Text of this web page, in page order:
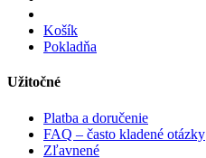
Košík
Pokladňa
Užitočné
Platba a doručenie
FAQ – často kladené otázky
Zľavnené